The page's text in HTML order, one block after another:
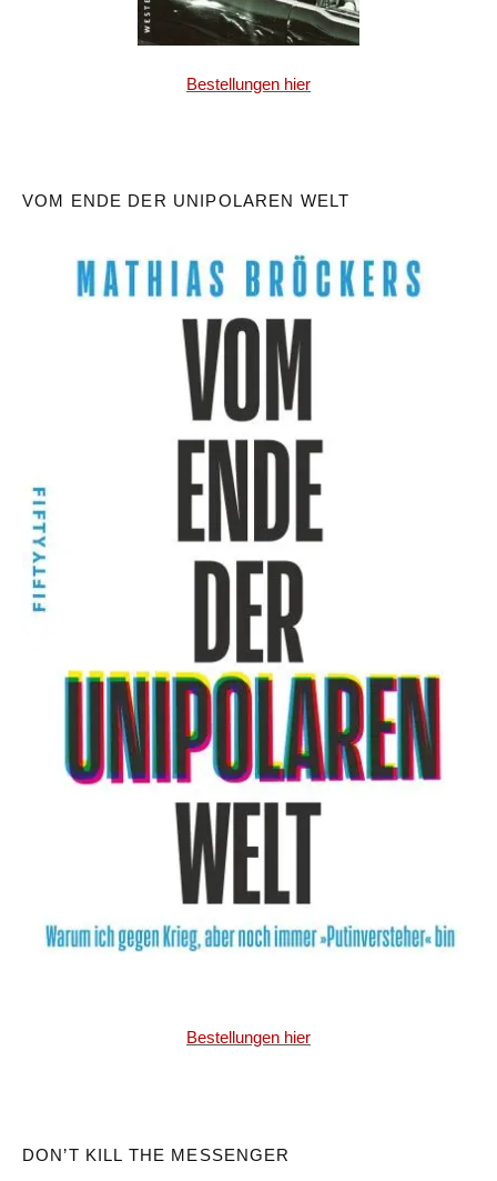
Bestellungen hier
VOM ENDE DER UNIPOLAREN WELT
Bestellungen hier
DON’T KILL THE MESSENGER